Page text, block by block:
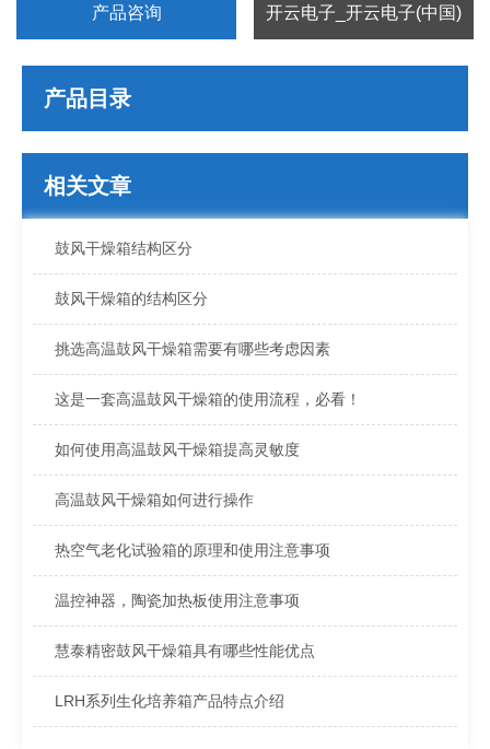
产品咨询 开云电子_开云电子(中国)
产品目录
相关文章
鼓风干燥箱结构区分
鼓风干燥箱的结构区分
挑选高温鼓风干燥箱需要有哪些考虑因素
这是一套高温鼓风干燥箱的使用流程，必看！
如何使用高温鼓风干燥箱提高灵敏度
高温鼓风干燥箱如何进行操作
热空气老化试验箱的原理和使用注意事项
温控神器，陶瓷加热板使用注意事项
慧泰精密鼓风干燥箱具有哪些性能优点
LRH系列生化培养箱产品特点介绍